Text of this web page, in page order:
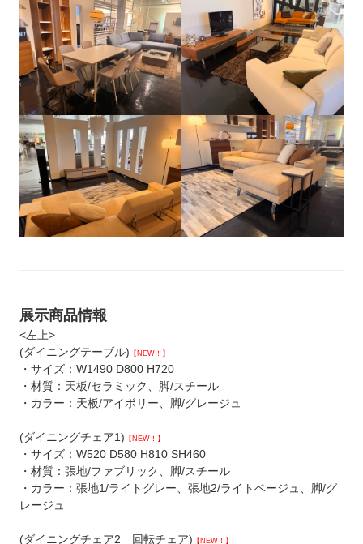
展示商品情報
<左上>
(ダイニングテーブル)
【NEW！】
・サイズ：W1490 D800 H720
・材質：天板/セラミック、脚/スチール
・カラー：天板/アイボリー、脚/グレージュ
(ダイニングチェア1) 【NEW！】
・サイズ：W520 D580 H810 SH460
・材質：張地/ファブリック、脚/スチール
・カラー：張地1/ライトグレー、張地2/ライトベージュ、脚/グ
レージュ
(ダイニングチェア2 回転チェア) 【NEW！】